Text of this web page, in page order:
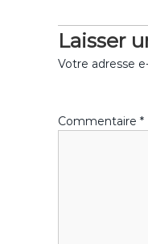
o
n
e
Laisser
Votre adresse
Commentaire *